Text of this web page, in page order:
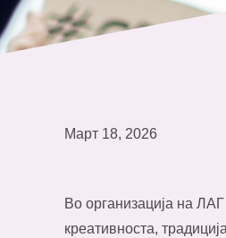
Март 18, 2026
Во организација на
креативноста,